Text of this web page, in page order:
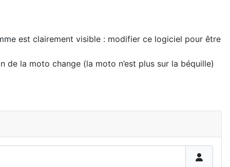
est clairement visible : modifier ce logiciel pour être
de la moto change (la moto n’est plus sur la béquille)